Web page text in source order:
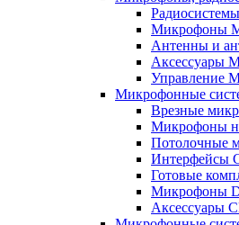
Микрофоны
Антенны и
Аксессуары
Управление
Микрофонные
Врезные
Микрофоны
Потолочные
Интерфейсы
Готовые
Микрофоны
Аксессуары